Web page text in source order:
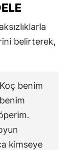
belirterek,
benim
kimseye